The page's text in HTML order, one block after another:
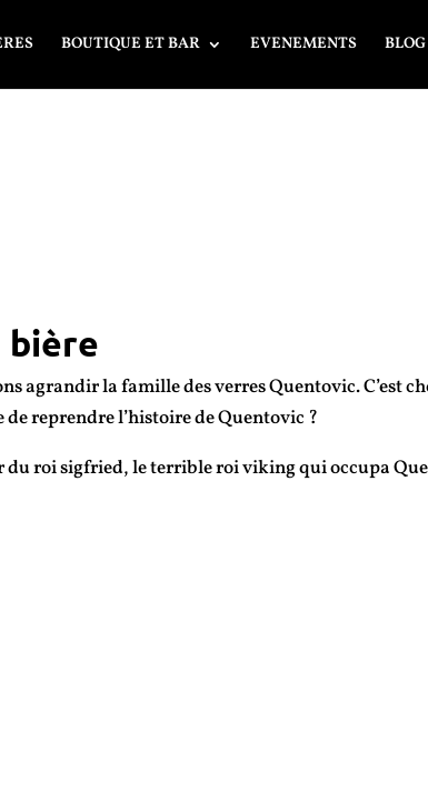
BOUTIQUE ET BAR EVENEMENTS BLOG
bière
agrandir la famille des verres Quentovic. C’est
reprendre l’histoire de Quentovic ?
du roi sigfried, le terrible roi viking qui occupa